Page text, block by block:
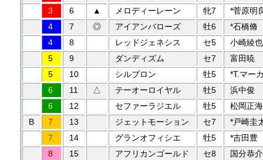
3
6 ▲ メロディーレーン 牝7
*菅原明
4
7 ◎ アイアンバローズ 牡6
*石橋脩
4
8 レッドジェネシス セ5
小崎綾也
5
9 ダンディズム セ7
富田暁
5
10 シルブロン 牡5
*T.マー
6
11 △ テーオーロイヤル 牡5
浜中俊
6
12 セファーラジエル 牡5
松岡正海
B
7 13 ジェットモーション セ7
*戸崎圭
7
14 グランオフィシエ 牡5
*吉田豊
8
15 アフリカンゴールド セ8
国分恭介